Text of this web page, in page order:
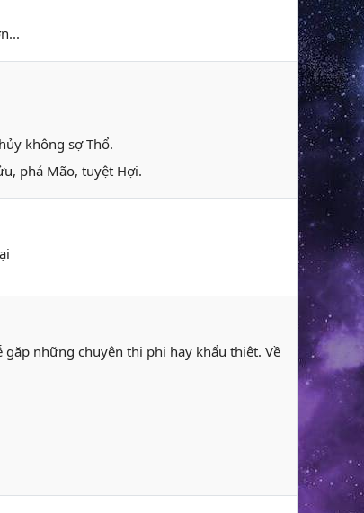
không sợ Thổ.
phá Mão, tuyệt Hợi.
những chuyện thị phi hay khẩu thiệt. Về